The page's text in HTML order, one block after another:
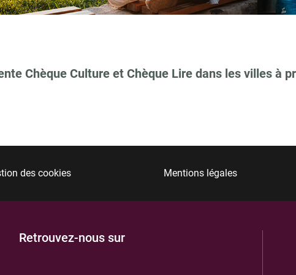
Chèque Culture et Chèque Lire dans les villes à
des cookies Mentions légales
Retrouvez-nous sur